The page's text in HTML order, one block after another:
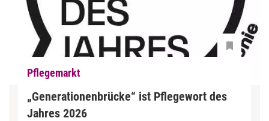
Pflegemarkt
„Generationenbrücke“ ist Pflegewort des
Jahres 2026